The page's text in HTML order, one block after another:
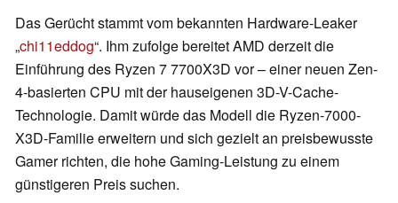
Das Gerücht stammt vom bekannten Hardware-Leaker
„chi11eddog“. Ihm zufolge bereitet AMD derzeit die
Einführung des Ryzen 7 7700X3D vor – einer neuen Zen-
4-basierten CPU mit der hauseigenen 3D-V-Cache-
Technologie. Damit würde das Modell die Ryzen-7000-
X3D-Familie erweitern und sich gezielt an preisbewusste
Gamer richten, die hohe Gaming-Leistung zu einem
günstigeren Preis suchen.